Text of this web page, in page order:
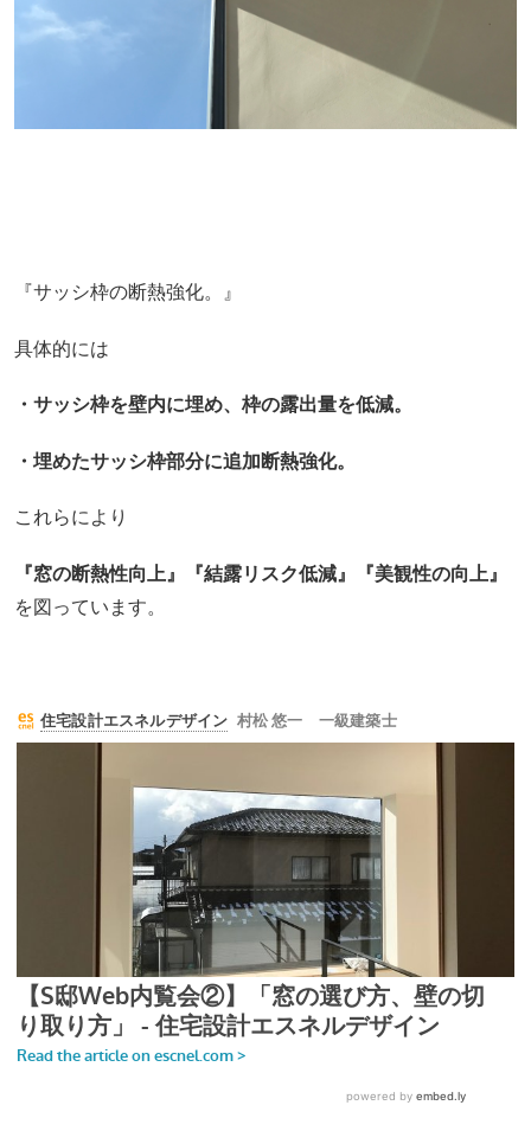
『サッシ枠の断熱強化。』
具体的には
・サッシ枠を壁内に埋め、枠の露出量を低減。
・埋めたサッシ枠部分に追加断熱強化。
これらにより
『窓の断熱性向上』『結露リスク低減』『美観性の向上』
を図っています。